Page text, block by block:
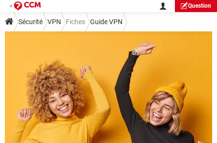
Question
Sécurité VPN Fiches Guide VPN